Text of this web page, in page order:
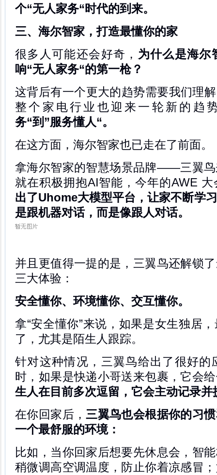
个“无人家务“时代的到来。
三、海尔智家，打造最懂你的家
很多人可能还会好奇， 为什么是海尔
响“无人家务“的第一枪？
这背后有一个更大的趋势需要我们理
整个家电行业也迎来一轮新的趋
务“到”服务懂人“。
在这方面，海尔智家也已走在了前面。
拿海尔智家的智慧场景品牌——三翼鸟
就在积极拥抱AI智能，今年的AWE 大
出了Uhome大模型平台，让家不断学
是跟机器对话，而是像跟人对话。
并且更值得一提的是，三翼鸟还解锁
三大体验：
安全懂你、环境懂你、交互懂你。
拿“安全懂你”来说，如果是女生独居
了，尤其是陌生人跟踪。
针对这种情况，三翼鸟给出了很好的
时，如果是快递小哥送来包裹，它会
生人在目前多次逗留，它会主动记录
在你回家后，三翼鸟也会根据你的习
一个最舒服的环境：
比如，当你回家后想要先休息会，智
稍微调高空调温度，防止你着凉感冒